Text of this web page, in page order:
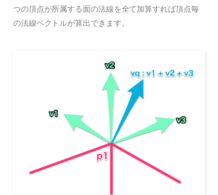
つの頂点が所属する面の法線を全て加算すれば頂点毎
の法線ベクトルが算出できます。